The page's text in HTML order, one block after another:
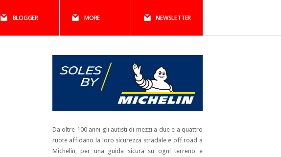
BLOGGER MORE NEWSLETTER
Da oltre 100 anni gli autisti di mezzi a due e a quattro
ruote affidano la loro sicurezza stradale e off road a
Michelin, per una guida sicura su ogni terreno e